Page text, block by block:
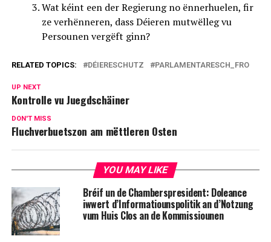
Wat kéint een der Regierung no ënnerhuelen, fir
ze verhënneren, dass Déieren mutwëlleg vu
Persounen vergëft ginn?
RELATED TOPICS: DÉIERESCHUTZ PARLAMENTARESCH_FRO
UP NEXT
Kontrolle vu Juegdschäiner
DON'T MISS
Fluchverbuetszon am mëttleren Osten
YOU MAY LIKE
Bréif un de Chamberspresident: Doleance
iwwert d’Informatiounspolitik an d’Notzung
vum Huis Clos an de Kommissiounen